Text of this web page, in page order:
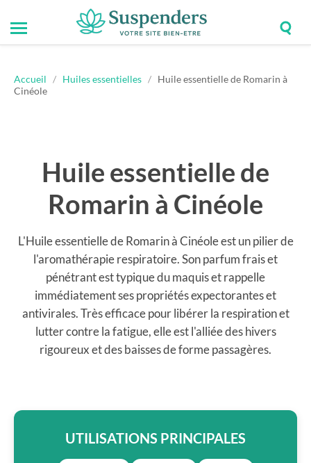
Suspenders
Toggle
mobile
Accueil / Huiles essentielles / Huile essentielle de Romarin à
Cinéole
Huile essentielle de
Romarin à Cinéole
L'Huile essentielle de Romarin à Cinéole est un pilier de
l'aromathérapie respiratoire. Son parfum frais et
pénétrant est typique du maquis et rappelle
immédiatement ses propriétés expectorantes et
antivirales. Très efficace pour libérer la respiration et
lutter contre la fatigue, elle est l'alliée des hivers
rigoureux et des baisses de forme passagères.
UTILISATIONS PRINCIPALES